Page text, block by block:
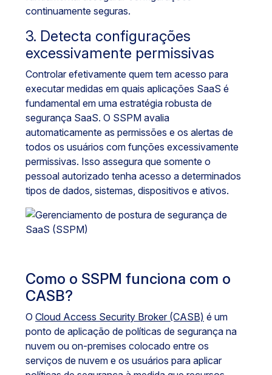
continuamente seguras.
3. Detecta configurações
excessivamente permissivas
Controlar efetivamente quem tem acesso para
executar medidas em quais aplicações SaaS é
fundamental em uma estratégia robusta de
segurança SaaS. O SSPM avalia
automaticamente as permissões e os alertas de
todos os usuários com funções excessivamente
permissivas. Isso assegura que somente o
pessoal autorizado tenha acesso a determinados
tipos de dados, sistemas, dispositivos e ativos.
Como o SSPM funciona com o
CASB?
O Cloud Access Security Broker (CASB) é um
ponto de aplicação de políticas de segurança na
nuvem ou on-premises colocado entre os
serviços de nuvem e os usuários para aplicar